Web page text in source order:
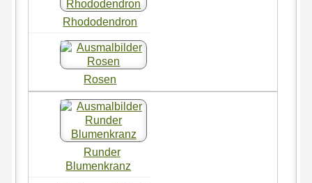
Rhododendron
Rosen
Runder
Blumenkranz